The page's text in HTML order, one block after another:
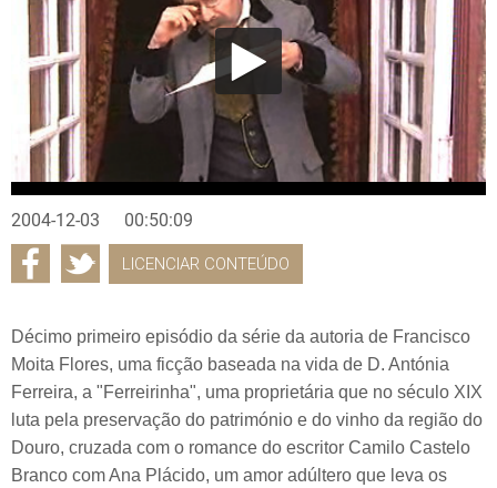
2004-12-03 00:50:09
LICENCIAR CONTEÚDO
Décimo primeiro episódio da série da autoria de Francisco
Moita Flores, uma ficção baseada na vida de D. Antónia
Ferreira, a "Ferreirinha", uma proprietária que no século XIX
luta pela preservação do património e do vinho da região do
Douro, cruzada com o romance do escritor Camilo Castelo
Branco com Ana Plácido, um amor adúltero que leva os